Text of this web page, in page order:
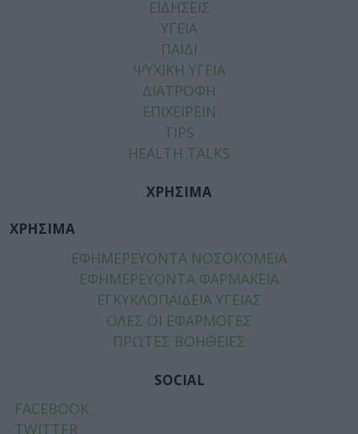
ΕΙΔΗΣΕΙΣ
ΥΓΕΙΑ
ΠΑΙΔΙ
ΨΥΧΙΚΗ ΥΓΕΙΑ
ΔΙΑΤΡΟΦΗ
ΕΠΙΧΕΙΡΕΙΝ
TIPS
HEALTH TALKS
ΧΡΗΣΙΜΑ
ΧΡΗΣΙΜΑ
ΕΦΗΜΕΡΕΥΟΝΤΑ ΝΟΣΟΚΟΜΕΙΑ
ΕΦΗΜΕΡΕΥΟΝΤΑ ΦΑΡΜΑΚΕΙΑ
ΕΓΚΥΚΛΟΠΑΙΔΕΙΑ ΥΓΕΙΑΣ
ΟΛΕΣ ΟΙ ΕΦΑΡΜΟΓΕΣ
ΠΡΩΤΕΣ ΒΟΗΘΕΙΕΣ
SOCIAL
FACEBOOK
TWITTER